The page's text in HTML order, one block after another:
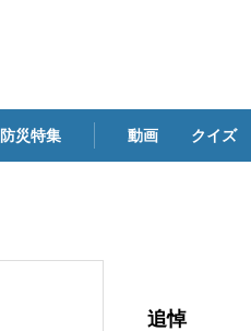
防災特集 動画 クイズ
追悼